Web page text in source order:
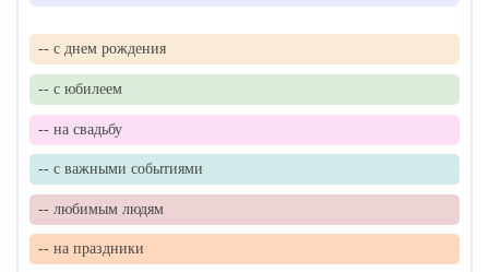
-- с днем рождения
-- с юбилеем
-- на свадьбу
-- с важными событиями
-- любимым людям
-- на праздники